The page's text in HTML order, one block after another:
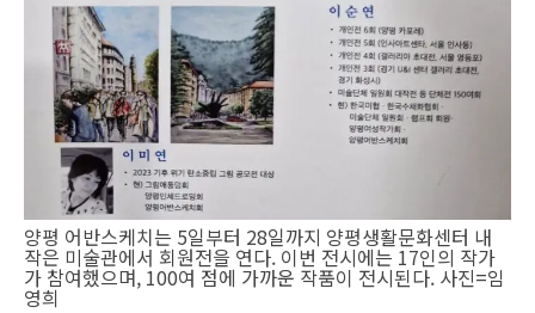
양평 어반스케치는 5일부터 28일까지 양평생활문화센터 내
작은 미술관에서 회원전을 연다. 이번 전시에는 17인의 작가
가 참여했으며, 100여 점에 가까운 작품이 전시된다. 사진=임
영희